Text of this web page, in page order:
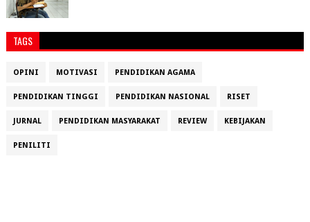
TAGS
OPINI MOTIVASI PENDIDIKAN AGAMA
PENDIDIKAN TINGGI PENDIDIKAN NASIONAL RISET
JURNAL PENDIDIKAN MASYARAKAT REVIEW KEBIJAKAN
PENILITI